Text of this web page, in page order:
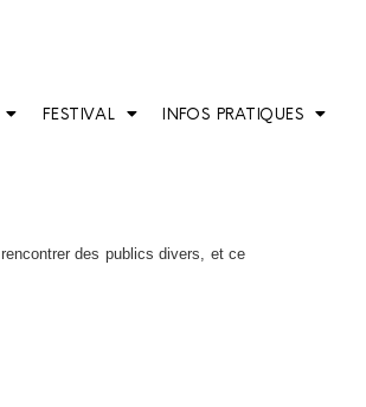
FESTIVAL INFOS PRATIQUES
des publics divers, et ce